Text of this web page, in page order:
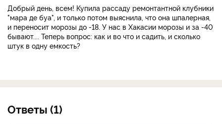
Добрый день, всем! Купила рассаду ремонтантной клубники
"мара де буа", и только потом выяснила, что она шпалерная,
и переносит морозы до -18. У нас в Хакасии морозы и за -40
бывают.... Теперь вопрос: как и во что и садить, и сколько
штук в одну емкость?
Ответы (1)